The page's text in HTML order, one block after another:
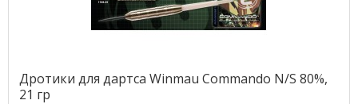
Дротики для дартса Winmau Commando N/S 80%,
21 гр